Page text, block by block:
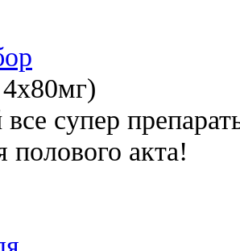
супер
полового акта!